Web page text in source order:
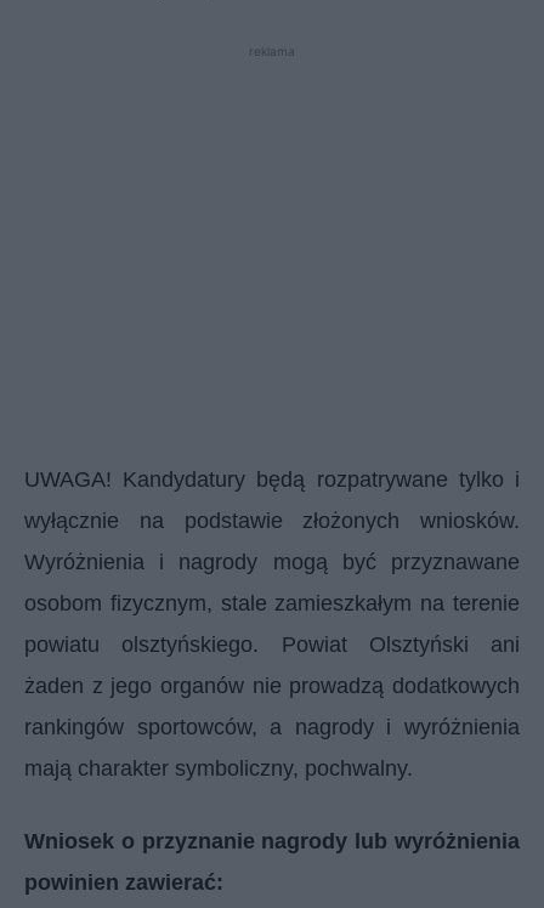
reklama
UWAGA! Kandydatury będą rozpatrywane tylko i
wyłącznie na podstawie złożonych wniosków.
Wyróżnienia i nagrody mogą być przyznawane
osobom fizycznym, stale zamieszkałym na terenie
powiatu olsztyńskiego. Powiat Olsztyński ani
żaden z jego organów nie prowadzą dodatkowych
rankingów sportowców, a nagrody i wyróżnienia
mają charakter symboliczny, pochwalny.
Wniosek o przyznanie nagrody lub wyróżnienia
powinien zawierać: